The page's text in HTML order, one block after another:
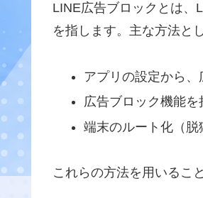
LINE広告ブロックとは、
を指します。主な方法と
アプリの設定から
広告ブロック機能
端末のルート化（
これらの方法を用いるこ